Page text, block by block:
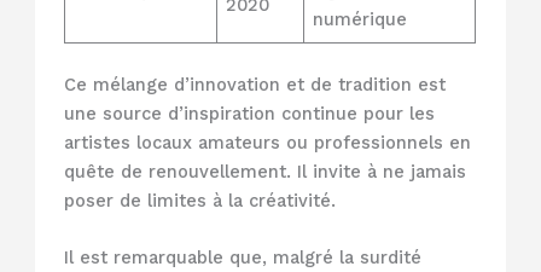
2020
numérique
Ce mélange d’innovation et de tradition est
une source d’inspiration continue pour les
artistes locaux amateurs ou professionnels en
quête de renouvellement. Il invite à ne jamais
poser de limites à la créativité.
Il est remarquable que, malgré la surdité